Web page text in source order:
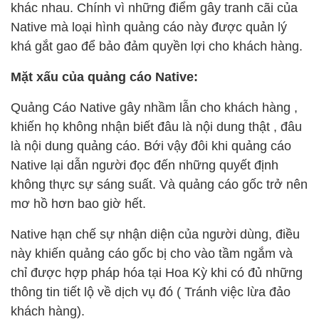
khác nhau. Chính vì những điểm gây tranh cãi của
Native mà loại hình quảng cáo này được quản lý
khá gắt gao để bảo đảm quyền lợi cho khách hàng.
Mặt xấu của quảng cáo Native:
Quảng Cáo Native gây nhầm lẫn cho khách hàng ,
khiến họ không nhận biết đâu là nội dung thật , đâu
là nội dung quảng cáo. Bới vậy đôi khi quảng cáo
Native lại dẫn người đọc đến những quyết định
không thực sự sáng suất. Và quảng cáo gốc trở nên
mơ hồ hơn bao giờ hết.
Native hạn chế sự nhận diện của người dùng, điều
này khiến quảng cáo gốc bị cho vào tầm ngắm và
chỉ được hợp pháp hóa tại Hoa Kỳ khi có đủ những
thông tin tiết lộ về dịch vụ đó ( Tránh việc lừa đảo
khách hàng).